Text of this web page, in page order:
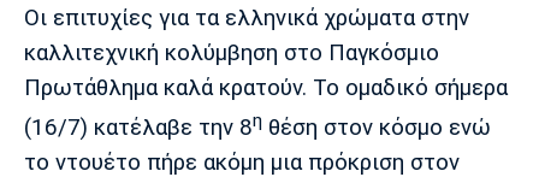
Διεθνή
Euro
Κύπελλο
EuroCup
Γυμναστική
Κολύμβηση
Αυτοκίνητο
Formula 1
Tech
Gaming
Plus
Παναιτωλικός Λαμία ΑΕΛ
Οι επιτυχίες για τα ελληνικά χρώματα στην
καλλιτεχνική κολύμβηση στο Παγκόσμιο
Πρωτάθλημα καλά κρατούν. Το ομαδικό σήμερα
(16/7) κατέλαβε την 8η θέση στον κόσμο ενώ
το ντουέτο πήρε ακόμη μια πρόκριση στον